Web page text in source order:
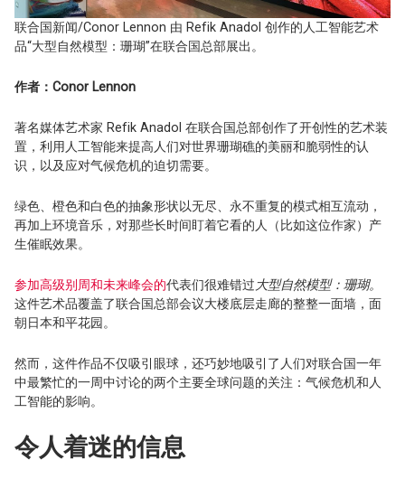
联合国新闻/Conor Lennon 由 Refik Anadol 创作的人工智能艺术
品“大型自然模型：珊瑚”在联合国总部展出。
作者： Conor Lennon
著名媒体艺术家 Refik Anadol 在联合国总部创作了开创性的艺术装
置，利用人工智能来提高人们对世界珊瑚礁的美丽和脆弱性的认
识，以及应对气候危机的迫切需要。
绿色、橙色和白色的抽象形状以无尽、永不重复的模式相互流动，
再加上环境音乐，对那些长时间盯着它看的人（比如这位作家）产
生催眠效果。
参加高级别周和未来峰会的代表们很难错过大型自然模型：珊瑚。
这件艺术品覆盖了联合国总部会议大楼底层走廊的整整一面墙，面
朝日本和平花园。
然而，这件作品不仅吸引眼球，还巧妙地吸引了人们对联合国一年
中最繁忙的一周中讨论的两个主要全球问题的关注：气候危机和人
工智能的影响。
令人着迷的信息